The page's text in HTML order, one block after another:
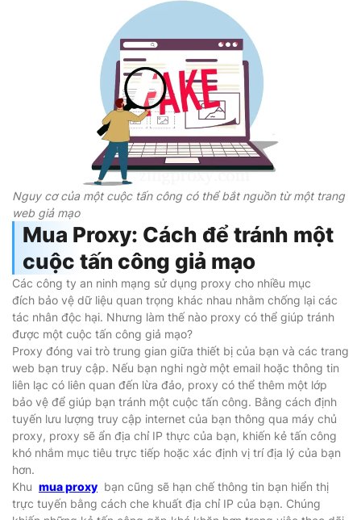
Nguy cơ của một cuộc tấn công có thể bắt nguồn từ một trang
web giả mạo
Mua Proxy: Cách để tránh một
cuộc tấn công giả mạo
Các công ty an ninh mạng sử dụng proxy cho nhiều mục
đích bảo vệ dữ liệu quan trọng khác nhau nhằm chống lại các
tác nhân độc hại. Nhưng làm thế nào proxy có thể giúp tránh
được một cuộc tấn công giả mạo?
Proxy đóng vai trò trung gian giữa thiết bị của bạn và các trang
web bạn truy cập. Nếu bạn nghi ngờ một email hoặc thông tin
liên lạc có liên quan đến lừa đảo, proxy có thể thêm một lớp
bảo vệ để giúp bạn tránh một cuộc tấn công. Bằng cách định
tuyến lưu lượng truy cập internet của bạn thông qua máy chủ
proxy, proxy sẽ ẩn địa chỉ IP thực của bạn, khiến kẻ tấn công
khó nhắm mục tiêu trực tiếp hoặc xác định vị trí địa lý của bạn
hơn.
Khu mua proxy bạn cũng sẽ hạn chế thông tin bạn hiển thị
trực tuyến bằng cách che khuất địa chỉ IP của bạn. Chúng